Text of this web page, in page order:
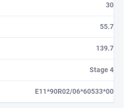
30
55.7
139.7
Stage 4
E11*90R02/06*60533*00